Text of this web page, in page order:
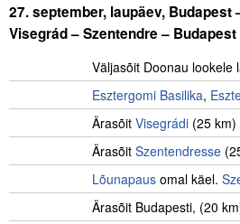
27. september, laupäev, Budapest
Visegrád – Szentendre – Budapest
Väljasõit Doonau lookele
Esztergomi Basilika,
Ärasõit Visegrádi (25 km)
Ärasõit Szentendresse
Lõunapaus omal käel.
Ärasõit Budapesti, (20